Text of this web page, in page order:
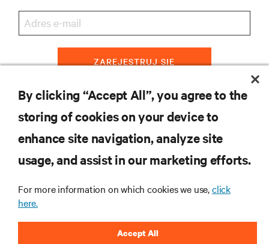
ZAREJESTRUJ SIĘ
WSPARCIE
O NAS
By clicking “Accept All”, you agree to the
storing of cookies on your device to
enhance site navigation, analyze site
usage, and assist in our marketing efforts.
For more information on which cookies we use,click
here.
Accept All